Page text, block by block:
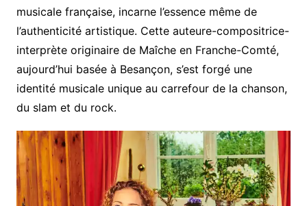
musicale française, incarne l’essence même de
l’authenticité artistique. Cette auteure-compositrice-
interprète originaire de Maîche en Franche-Comté,
aujourd’hui basée à Besançon, s’est forgé une
identité musicale unique au carrefour de la chanson,
du slam et du rock.